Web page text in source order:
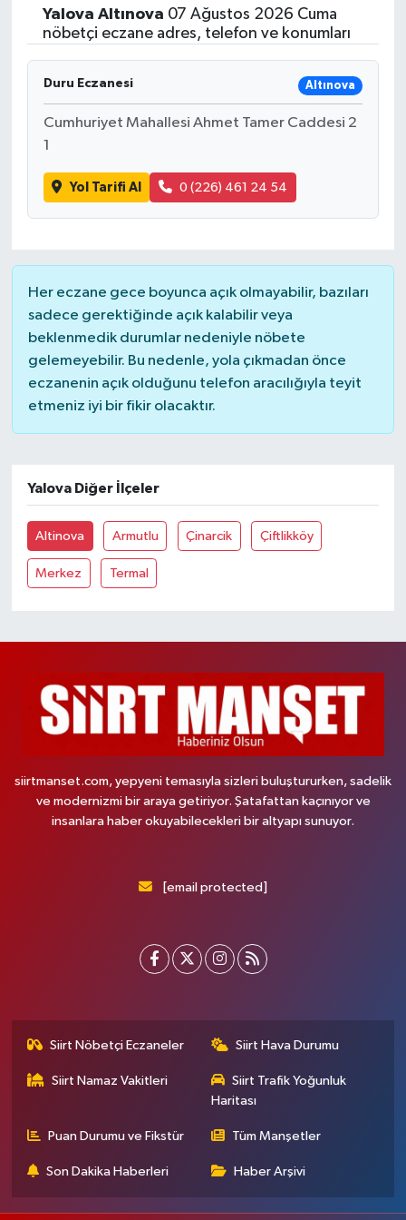
Yalova Altınova 07 Ağustos 2026 Cuma
nöbetçi eczane adres, telefon ve konumları
Duru Eczanesi Altınova
Cumhuriyet Mahallesi Ahmet Tamer Caddesi 2
1
Yol Tarifi Al 0 (226) 461 24 54
Her eczane gece boyunca açık olmayabilir, bazıları
sadece gerektiğinde açık kalabilir veya
beklenmedik durumlar nedeniyle nöbete
gelemeyebilir. Bu nedenle, yola çıkmadan önce
eczanenin açık olduğunu telefon aracılığıyla teyit
etmeniz iyi bir fikir olacaktır.
Yalova Diğer İlçeler
Altinova Armutlu Çinarcik Çiftlikköy
Merkez Termal
siirtmanset.com, yepyeni temasıyla sizleri buluştururken, sadelik
ve modernizmi bir araya getiriyor. Şatafattan kaçınıyor ve
insanlara haber okuyabilecekleri bir altyapı sunuyor.
[email protected]
Siirt Nöbetçi Eczaneler Siirt Hava Durumu
Siirt Namaz Vakitleri
Siirt Trafik Yoğunluk
Haritası
Puan Durumu ve Fikstür Tüm Manşetler
Son Dakika Haberleri Haber Arşivi